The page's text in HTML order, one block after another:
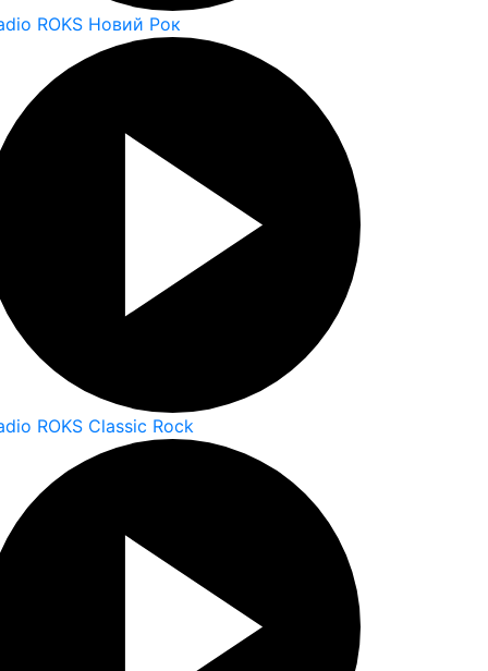
ROKS Новий Рок
ROKS Classic Rock